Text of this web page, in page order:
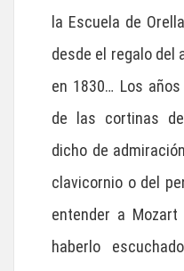
la Escuela de
desde el regalo del
en 1830… Los
de las cortinas
dicho de
clavicornio o del
entender a
haberlo